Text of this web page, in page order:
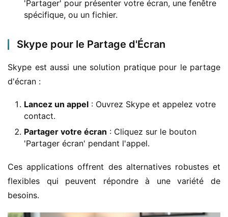
'Partager' pour présenter votre écran, une fenêtre
spécifique, ou un fichier.
Skype pour le Partage d'Écran
Skype est aussi une solution pratique pour le partage
d'écran :
Lancez un appel : Ouvrez Skype et appelez votre
contact.
Partager votre écran : Cliquez sur le bouton
'Partager écran' pendant l'appel.
Ces applications offrent des alternatives robustes et
flexibles qui peuvent répondre à une variété de
besoins.